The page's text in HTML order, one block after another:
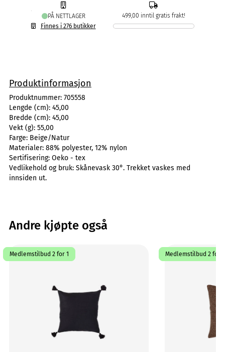
PÅ NETTLAGER
Finnes i 276 butikker
499,00 inntil gratis frakt!
Produktinformasjon
Produktnummer: 705558
Lengde (cm): 45,00
Bredde (cm): 45,00
Vekt (g): 55,00
Farge: Beige/Natur
Materialer: 88% polyester, 12% nylon
Sertifisering: Oeko - tex
Vedlikehold og bruk: Skånevask 30°. Trekket vaskes med
innsiden ut.
Andre kjøpte også
Medlemstilbud 2 for 1 Medlemstilbud 2 for 1